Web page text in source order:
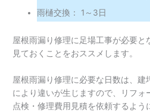
雨樋交換： 1～3日
屋根雨漏り修理に足場工事が必要と
見ておくことをおススメします。
屋根雨漏り修理に必要な日数は、
により違いが生じますので、リフォ
点検・修理費用見積を依頼するよう